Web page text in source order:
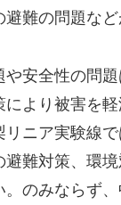
難の問題など
や安全性の問
により被害を
リニア実験線
避難対策、環
。のみならず